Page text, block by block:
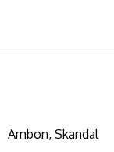
Ambon, Skandal